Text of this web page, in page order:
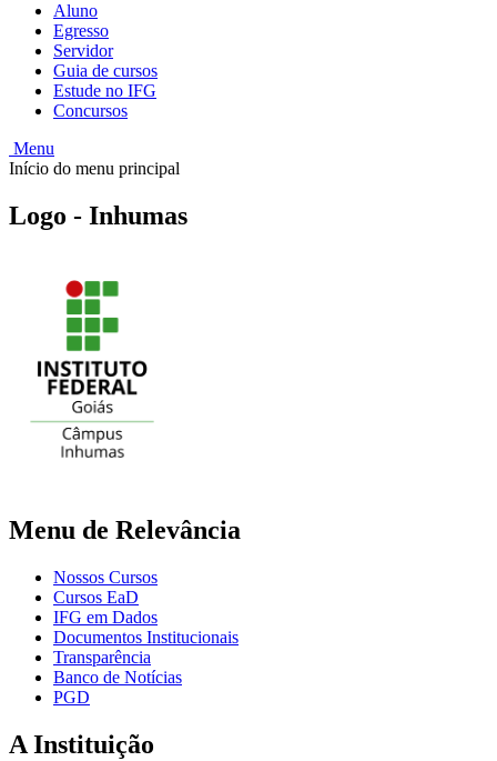
Aluno
Egresso
Servidor
Guia de cursos
Estude no IFG
Concursos
Menu
Início do menu principal
Logo - Inhumas
Menu de Relevância
Nossos Cursos
Cursos EaD
IFG em Dados
Documentos Institucionais
Transparência
Banco de Notícias
PGD
A Instituição